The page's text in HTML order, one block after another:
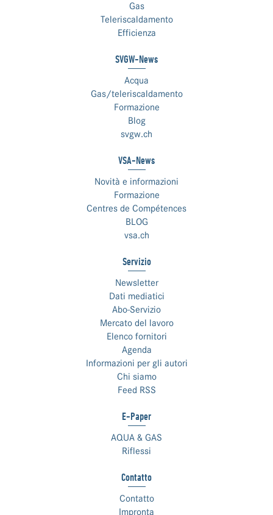
Gas
Teleriscaldamento
Efficienza
SVGW-News
Acqua
Gas/teleriscaldamento
Formazione
Blog
svgw.ch
VSA-News
Novità e informazioni
Formazione
Centres de Compétences
BLOG
vsa.ch
Servizio
Newsletter
Dati mediatici
Abo-Servizio
Mercato del lavoro
Elenco fornitori
Agenda
Informazioni per gli autori
Chi siamo
Feed RSS
E-Paper
AQUA & GAS
Riflessi
Contatto
Contatto
Impronta